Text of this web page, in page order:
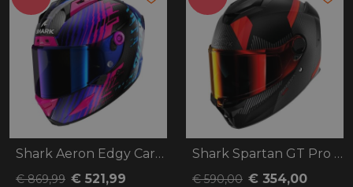
Shark Aeron Edgy Carbon
€ 869,99 € 521,99
Shark Spartan GT Pro Dokhta Carbon
€ 590,00 € 354,00